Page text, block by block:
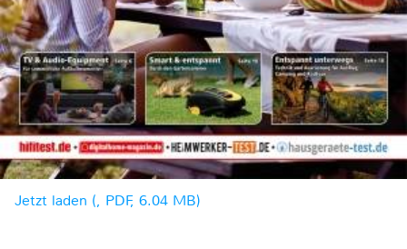
Jetzt laden (, PDF, 6.04 MB)